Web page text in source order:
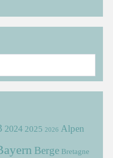
2024 2025 2026 Alpen
Berge Bretagne